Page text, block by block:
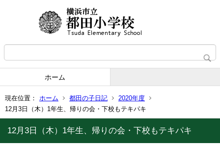
ホーム
現在位置： ホーム 都田の子日記
2020年度
12月3日（木）1年生、帰りの会・下校もテキパキ
12月3日（木）1年生、帰りの会・下校もテキパキ